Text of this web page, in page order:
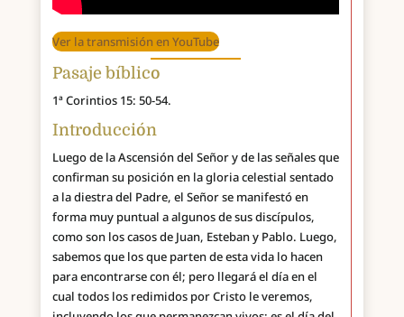
Ver la transmisión en YouTube
Pasaje bíblico
1ª Corintios 15: 50-54.
Introducción
Luego de la Ascensión del Señor y de las señales que
confirman su posición en la gloria celestial sentado
a la diestra del Padre, el Señor se manifestó en
forma muy puntual a algunos de sus discípulos,
como son los casos de Juan, Esteban y Pablo. Luego,
sabemos que los que parten de esta vida lo hacen
para encontrarse con él; pero llegará el día en el
cual todos los redimidos por Cristo le veremos,